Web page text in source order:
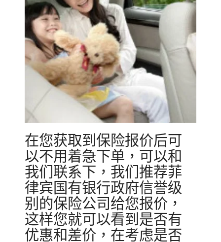
在您获取到保险报价后可
以不用着急下单，可以和
我们联系下，我们推荐菲
律宾国有银行政府信誉级
别的保险公司给您报价，
这样您就可以看到是否有
优惠和差价，在考虑是否